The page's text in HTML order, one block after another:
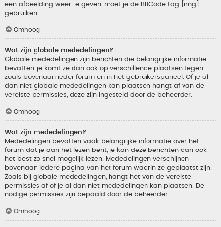
een afbeelding weer te geven, moet je de BBCode tag [img]
gebruiken.
Omhoog
Wat zijn globale mededelingen?
Globale mededelingen zijn berichten die belangrijke informatie
bevatten, je komt ze dan ook op verschillende plaatsen tegen
zoals bovenaan ieder forum en in het gebruikerspaneel. Of je al
dan niet globale mededelingen kan plaatsen hangt af van de
vereiste permissies, deze zijn ingesteld door de beheerder.
Omhoog
Wat zijn mededelingen?
Mededelingen bevatten vaak belangrijke informatie over het
forum dat je aan het lezen bent, je kan deze berichten dan ook
het best zo snel mogelijk lezen. Mededelingen verschijnen
bovenaan iedere pagina van het forum waarin ze geplaatst zijn.
Zoals bij globale mededelingen, hangt het van de vereiste
permissies af of je al dan niet mededelingen kan plaatsen. De
nodige permissies zijn bepaald door de beheerder.
Omhoog